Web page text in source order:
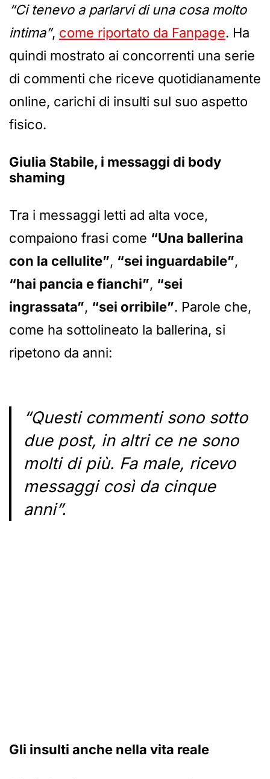
“Ci tenevo a parlarvi di una cosa molto
intima”, come riportato da Fanpage. Ha
quindi mostrato ai concorrenti una serie
di commenti che riceve quotidianamente
online, carichi di insulti sul suo aspetto
fisico.
Giulia Stabile, i messaggi di body
shaming
Tra i messaggi letti ad alta voce,
compaiono frasi come “Una ballerina
con la cellulite”, “sei inguardabile”,
“hai pancia e fianchi”, “sei
ingrassata”, “sei orribile”. Parole che,
come ha sottolineato la ballerina, si
ripetono da anni:
“Questi commenti sono sotto
due post, in altri ce ne sono
molti di più. Fa male, ricevo
messaggi così da cinque
anni”.
Gli insulti anche nella vita reale